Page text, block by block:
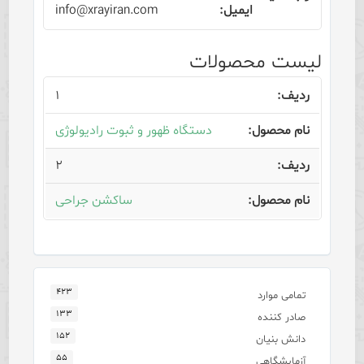
info@xrayiran.com
لیست محصولات
۱
دستگاه ظهور و ثبوت رادیولوژی
۲
ساکشن جراحی
تمامی موارد ۴۲۳
صادر کننده ۱۳۳
دانش بنیان ۱۵۲
آزمایشگاهی ۵۵